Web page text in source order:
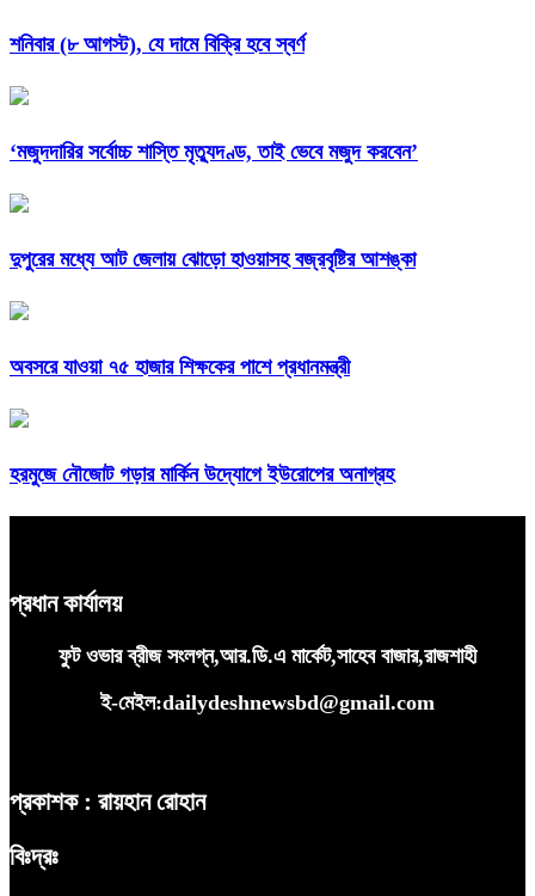
শনিবার (৮ আগস্ট), যে দামে বিক্রি হবে স্বর্ণ
‘মজুদদারির সর্বোচ্চ শাস্তি মৃত্যুদণ্ড, তাই ভেবে মজুদ করবেন’
দুপুরের মধ্যে আট জেলায় ঝোড়ো হাওয়াসহ বজ্রবৃষ্টির আশঙ্কা
অবসরে যাওয়া ৭৫ হাজার শিক্ষকের পাশে প্রধানমন্ত্রী
হরমুজে নৌজোট গড়ার মার্কিন উদ্যোগে ইউরোপের অনাগ্রহ
প্রধান কার্যালয়
ফুট ওভার ব্রীজ সংলগ্ন,আর.ডি.এ মার্কেট,সাহেব বাজার,রাজশাহী
ই-মেইল:dailydeshnewsbd@gmail.com
প্রকাশক : রায়হান রোহান
বিঃদ্রঃ